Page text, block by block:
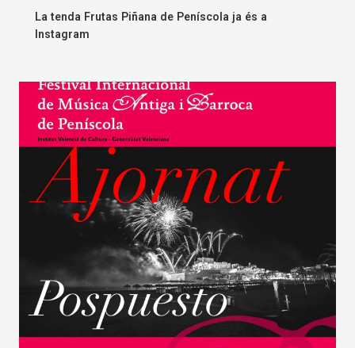
La tenda Frutas Piñana de Peníscola ja és a
Instagram